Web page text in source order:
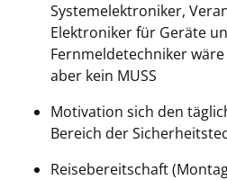
Systemelektroniker,
Elektroniker für Geräte
Fernmeldetechniker
aber kein MUSS
Motivation sich den
Bereich der
Reisebereitschaft